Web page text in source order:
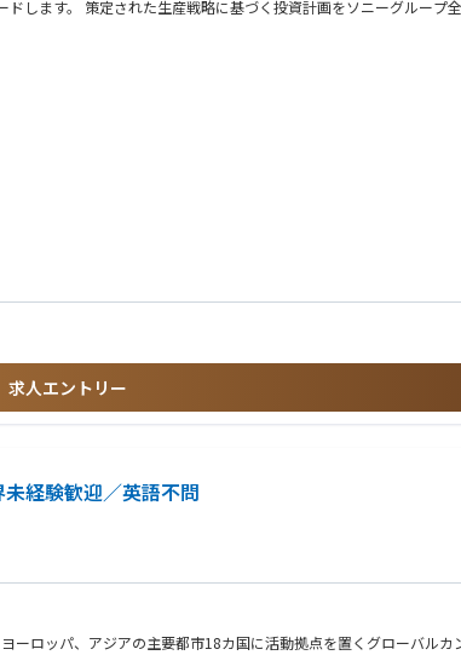
す。半年後位を目途に、装置を触り始め、2年後目途に独り立ちを
場合がございます。
します。 策定された生産戦略に基づく投資計画をソニーグループ
産キャパシティを考慮して、最適な生産戦略を立案、事業部や製造
上級担当としてアサイン、生産戦略に関わる実務の推進を担いま
た、幅広い経験を経て、生産戦略のエキスパートへのキャリアを
域や技術領域に異動の可能性がございます。 合わせて、全国の支
求人エントリー
経験歓迎／英語不問
ロッパ、アジアの主要都市18カ国に活動拠点を置くグローバルカ